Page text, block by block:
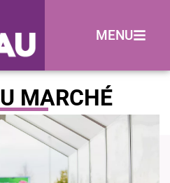
MENU
MARCHÉ